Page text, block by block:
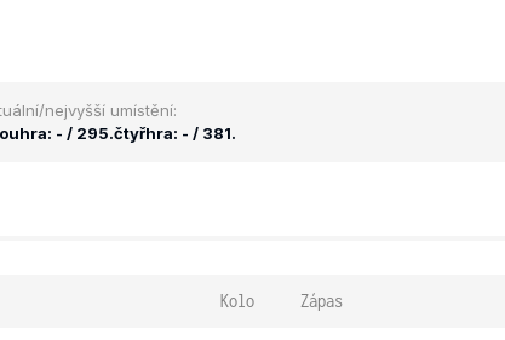
nejvyšší umístění:
- / 295.čtyřhra: - / 381.
Kolo Zápas